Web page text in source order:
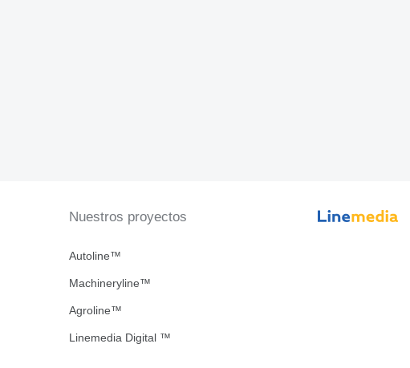
Nuestros proyectos
Autoline™
Machineryline™
Agroline™
Linemedia Digital ™